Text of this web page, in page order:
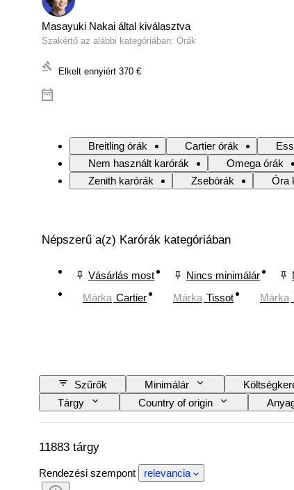
Masayuki Nakai által kiválasztva
Szakértő az alábbi kategóriában: Órák
Elkelt ennyiért 370 €
Breitling órák Cartier órák
Nem használt karórák
Omega órák
Zenith karórák
Zsebórák Óra
Népszerű a(z) Karórák kategóriában
Vásárlás most Nincs minimálár
Márka Cartier Márka Tissot Márka
Szűrők Minimálár
Tárgy
Country of origin
Nyelv
Szín Óraszerkezet
11883 tárgy
Rendezési szempont relevancia